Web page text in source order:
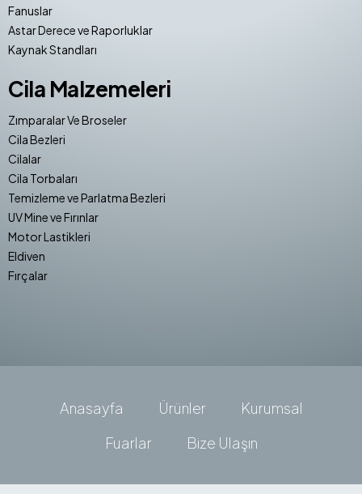
Fanuslar
Astar Derece ve Raporluklar
Kaynak Standları
Cila Malzemeleri
Zımparalar Ve Broseler
Cila Bezleri
Cilalar
Cila Torbaları
Temizleme ve Parlatma Bezleri
UV Mine ve Fırınlar
Motor Lastikleri
Eldiven
Fırçalar
Anasayfa Ürünler
Kurumsal
Fuarlar
Bize Ulaşın